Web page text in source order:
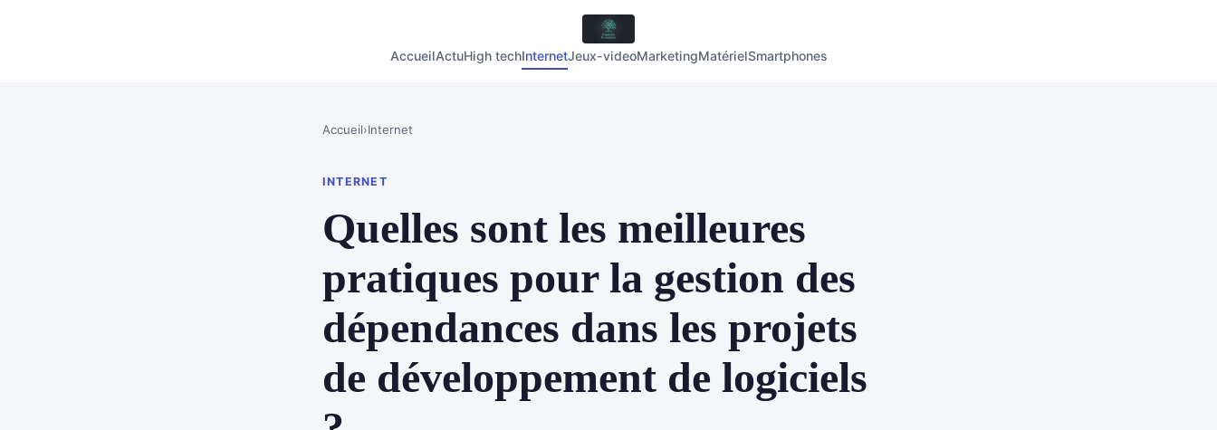
AccueilActuHigh techInternetJeux-videoMarketingMatérielSmartphones
Accueil›Internet
INTERNET
Quelles sont les meilleures
pratiques pour la gestion des
dépendances dans les projets
de développement de logiciels